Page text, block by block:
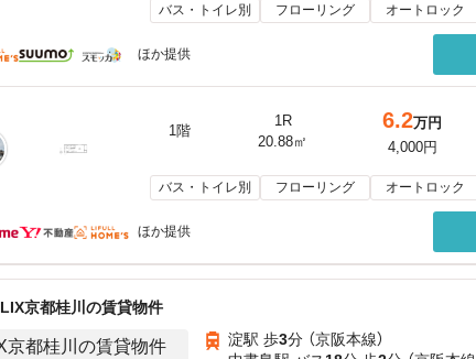
バス・トイレ別 フローリング オートロック
ほか提供
1階
1R
20.88㎡
6.2万円
4,000円
バス・トイレ別 フローリング オートロック
ほか提供
LIX京都桂川の賃貸物件
淀駅 歩3分 （京阪本線）